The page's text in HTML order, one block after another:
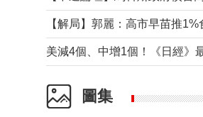
圖集